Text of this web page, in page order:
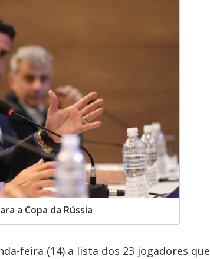
a Copa da Rússia
feira (14) a lista dos 23 jogadores que